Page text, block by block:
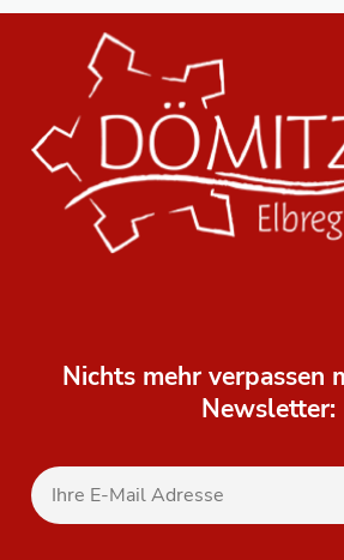
Nichts mehr verpassen
Newsletter: